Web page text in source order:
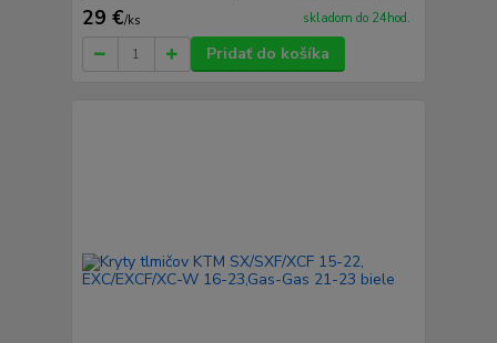
29 €/ks skladom do 24hod.
Pridať do košíka